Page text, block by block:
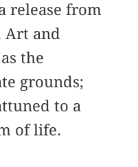
release from
Art and
the
grounds;
to a
of life.